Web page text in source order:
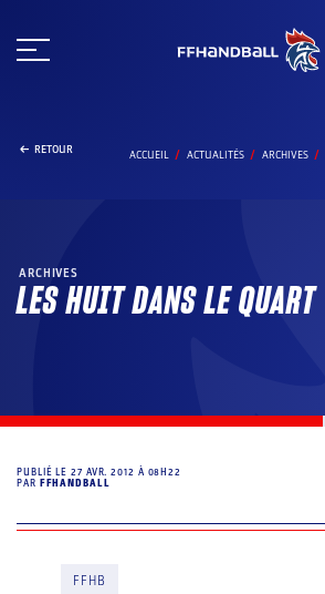
au
RETOUR ACCUEIL ACTUALITÉS ARCHIVES
ARCHIVES
LES HUIT DANS LE QUART
PUBLIÉ LE27 AVR. 2012 À 08H22
PAR FFHANDBALL
FFHB